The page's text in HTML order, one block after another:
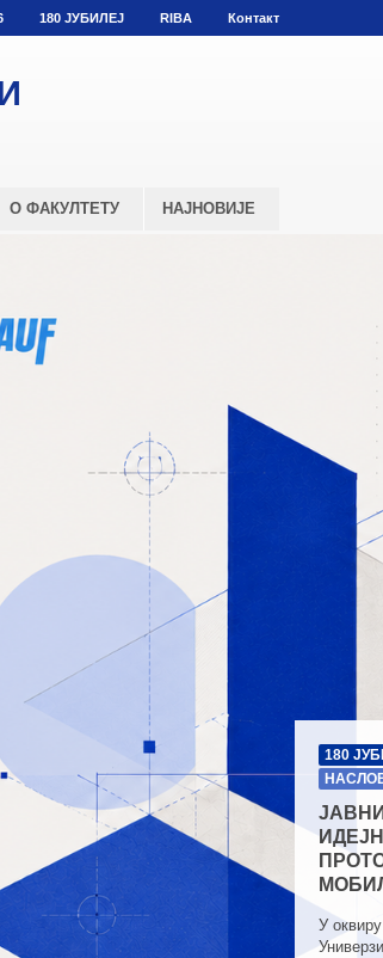
180 ЈУБИЛЕЈ RIBA Контакт
О ФАКУЛТЕТУ НАЈНОВИЈЕ